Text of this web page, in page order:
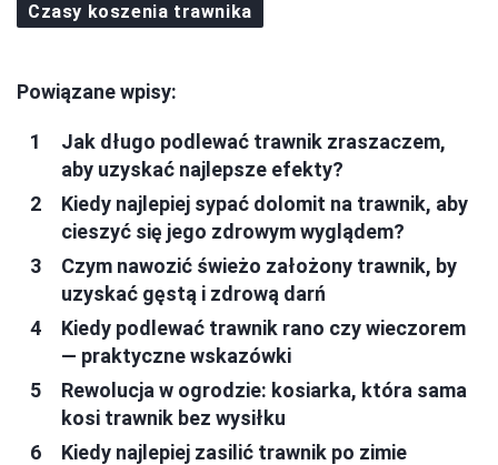
Czasy koszenia trawnika
Powiązane wpisy:
Jak długo podlewać trawnik zraszaczem,
aby uzyskać najlepsze efekty?
Kiedy najlepiej sypać dolomit na trawnik, aby
cieszyć się jego zdrowym wyglądem?
Czym nawozić świeżo założony trawnik, by
uzyskać gęstą i zdrową darń
Kiedy podlewać trawnik rano czy wieczorem
— praktyczne wskazówki
Rewolucja w ogrodzie: kosiarka, która sama
kosi trawnik bez wysiłku
Kiedy najlepiej zasilić trawnik po zimie